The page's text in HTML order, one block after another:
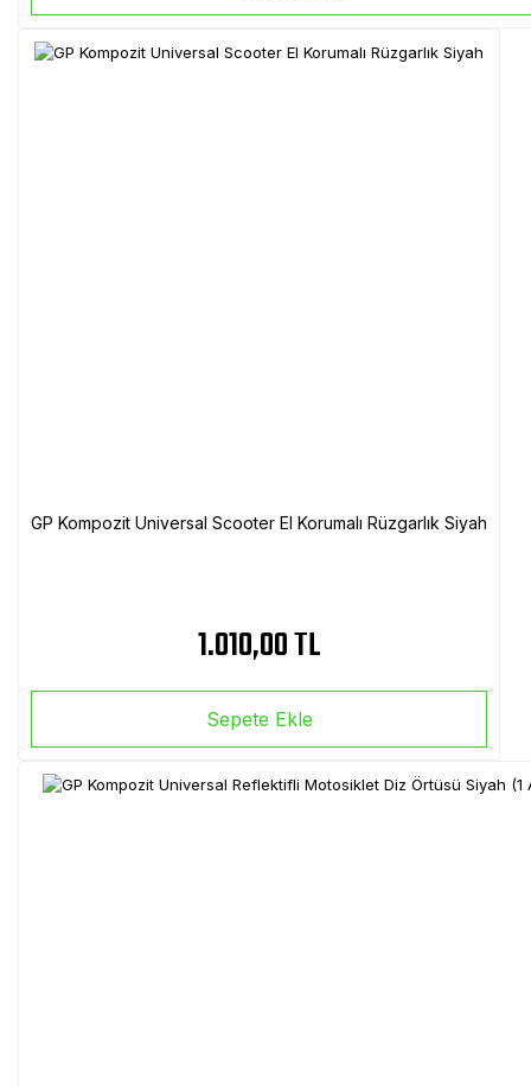
GP Kompozit Universal Scooter El Korumalı Rüzgarlık Siyah
1.010,00 TL
Sepete Ekle